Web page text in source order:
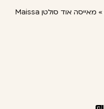
»
מאייסה אוד סולטן Maissa